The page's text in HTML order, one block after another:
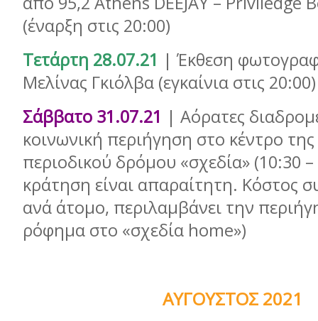
(έναρξη στις 20:00)
Τετάρτη 28.07.21 | Έκθεση
Μελίνας Γκιόλβα (εγκαίνια στις 20:00)
Σάββατο 31.07.21 | Αόρατες
κοινωνική περιήγηση στο κέντρο
περιοδικού δρόμου «σχεδία» (10:30
κράτηση είναι απαραίτητη. Κόστος
ανά άτομο, περιλαμβάνει την
ρόφημα στο «σχεδία home»)
ΑΥΓΟΥΣΤΟΣ 2021